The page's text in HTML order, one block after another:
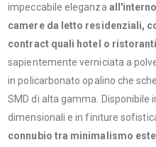
impeccabile eleganza
camere da letto residenziali,
contract quali hotel o
sapientemente verniciata a
in policarbonato opalino che
SMD di alta gamma. Disponibile
dimensionali e in finiture
connubio tra minimalismo